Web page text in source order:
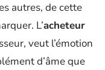
autres, de cette
L’acheteur
veut l’émotion
d’âme que